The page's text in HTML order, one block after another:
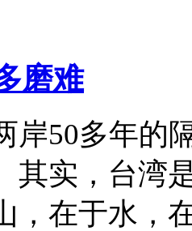
磨难
岸50多年的
其实，台湾
，在于水